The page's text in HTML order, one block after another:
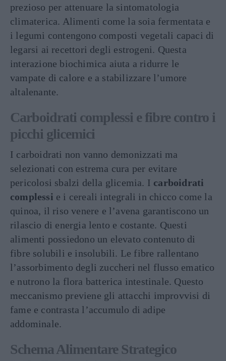
prezioso per attenuare la sintomatologia
climaterica. Alimenti come la soia fermentata e
i legumi contengono composti vegetali capaci di
legarsi ai recettori degli estrogeni. Questa
interazione biochimica aiuta a ridurre le
vampate di calore e a stabilizzare l’umore
altalenante.
Carboidrati complessi e fibre contro i
picchi glicemici
I carboidrati non vanno demonizzati ma
selezionati con estrema cura per evitare
pericolosi sbalzi della glicemia. I carboidrati
complessi e i cereali integrali in chicco come la
quinoa, il riso venere e l’avena garantiscono un
rilascio di energia lento e costante. Questi
alimenti possiedono un elevato contenuto di
fibre solubili e insolubili. Le fibre rallentano
l’assorbimento degli zuccheri nel flusso ematico
e nutrono la flora batterica intestinale. Questo
meccanismo previene gli attacchi improvvisi di
fame e contrasta l’accumulo di adipe
addominale.
Schema Alimentare Strategico